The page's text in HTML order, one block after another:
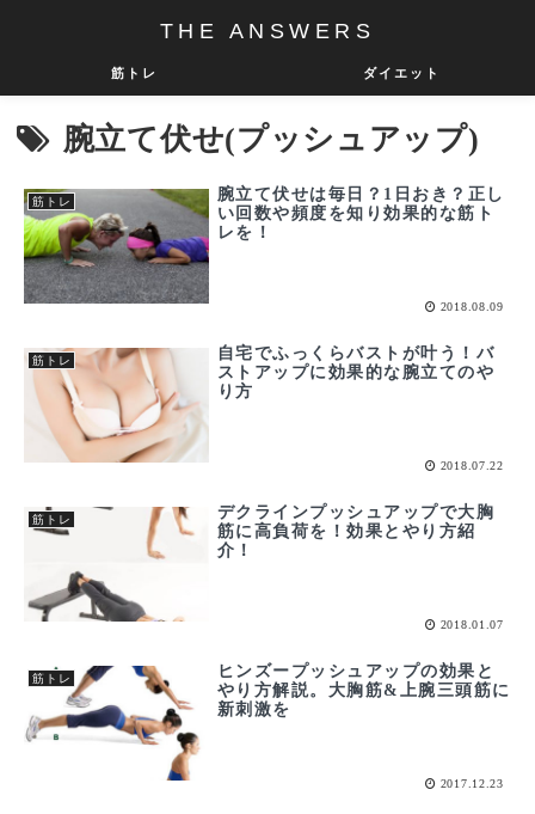
THE ANSWERS
筋トレ ダイエット
腕立て伏せ(プッシュアップ)
筋トレ
腕立て伏せは毎日？1日おき？正し
い回数や頻度を知り効果的な筋ト
レを！
2018.08.09
筋トレ
自宅でふっくらバストが叶う！バ
ストアップに効果的な腕立てのや
り方
2018.07.22
筋トレ
デクラインプッシュアップで大胸
筋に高負荷を！効果とやり方紹
介！
2018.01.07
筋トレ
ヒンズープッシュアップの効果と
やり方解説。大胸筋&上腕三頭筋に
新刺激を
2017.12.23